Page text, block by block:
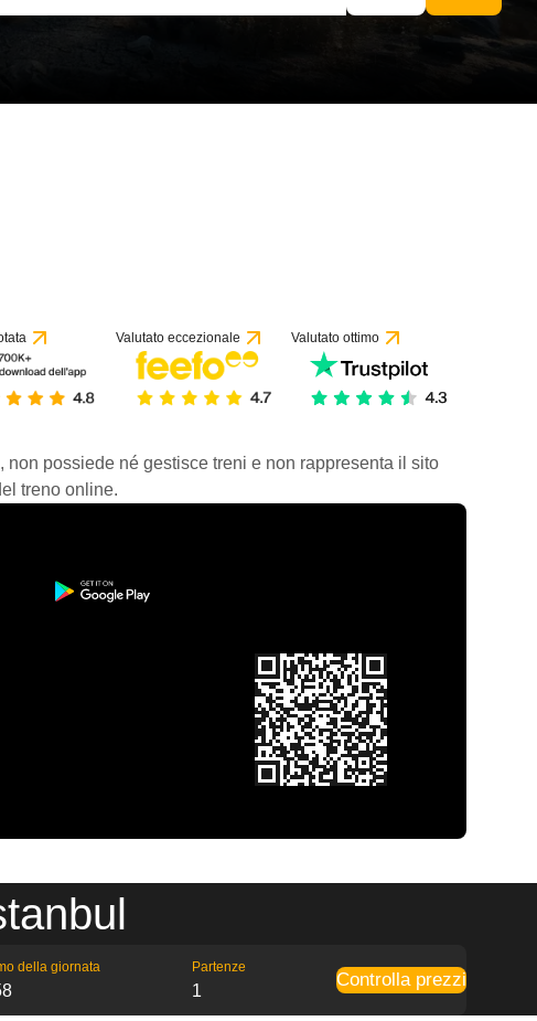
Valutato eccezionale Valutato ottimo
possiede né gestisce treni e non rappresenta il sito
treno online.
della giornata Partenze
1
Controlla prezzi